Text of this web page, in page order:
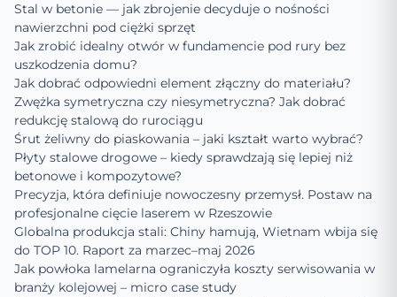
Stal w betonie — jak zbrojenie decyduje o nośności
nawierzchni pod ciężki sprzęt
Jak zrobić idealny otwór w fundamencie pod rury bez
uszkodzenia domu?
Jak dobrać odpowiedni element złączny do materiału?
Zwężka symetryczna czy niesymetryczna? Jak dobrać
redukcję stalową do rurociągu
Śrut żeliwny do piaskowania – jaki kształt warto wybrać?
Płyty stalowe drogowe – kiedy sprawdzają się lepiej niż
betonowe i kompozytowe?
Precyzja, która definiuje nowoczesny przemysł. Postaw na
profesjonalne cięcie laserem w Rzeszowie
Globalna produkcja stali: Chiny hamują, Wietnam wbija się
do TOP 10. Raport za marzec–maj 2026
Jak powłoka lamelarna ograniczyła koszty serwisowania w
branży kolejowej – micro case study